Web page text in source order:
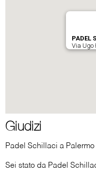
Giudizi
Padel Schillaci a
Sei stato da Padel